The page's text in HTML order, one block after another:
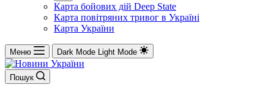
Карта бойових дій Deep State
Карта повітряних тривог в Україні
Карта України
Меню Dark Mode Light Mode
Пошук